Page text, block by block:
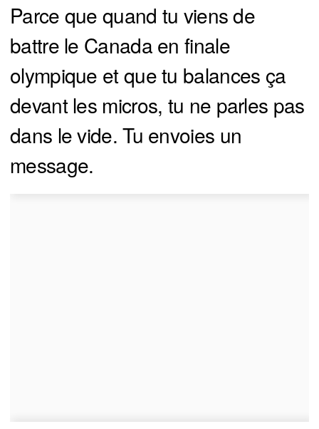
Parce que quand tu viens de
battre le Canada en finale
olympique et que tu balances ça
devant les micros, tu ne parles pas
dans le vide. Tu envoies un
message.